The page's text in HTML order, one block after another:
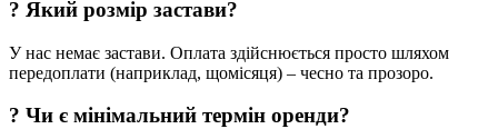
? Який розмір застави?
У нас немає застави. Оплата здійснюється просто шляхом
передоплати (наприклад, щомісяця) – чесно та прозоро.
? Чи є мінімальний термін оренди?